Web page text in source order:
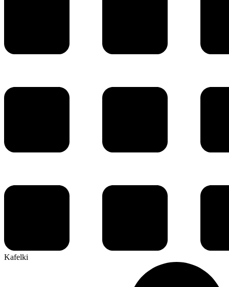
Kafelki